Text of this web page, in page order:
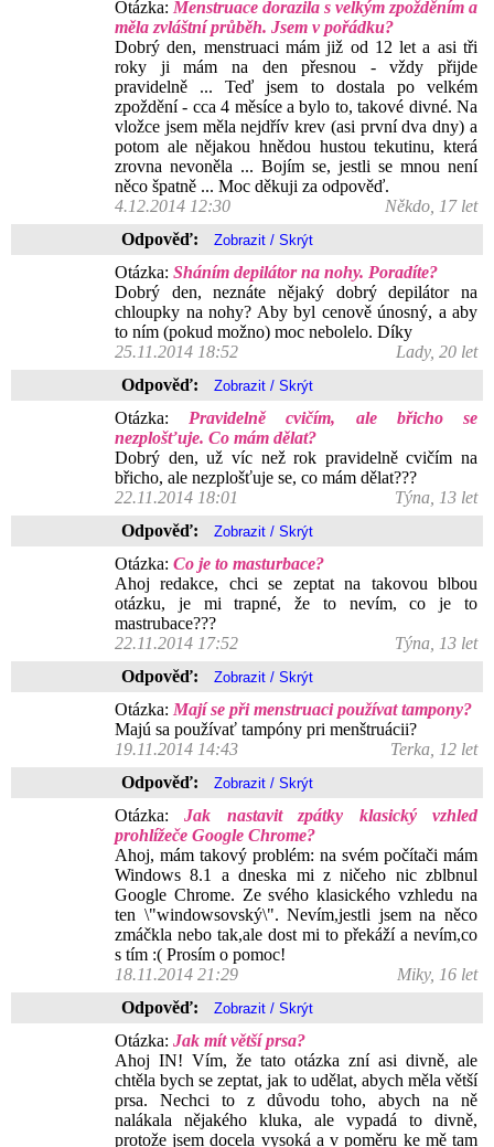
Otázka: Menstruace dorazila s velkým zpožděním a
měla zvláštní průběh. Jsem v pořádku?
Dobrý den, menstruaci mám již od 12 let a asi tři
roky ji mám na den přesnou - vždy přijde
pravidelně ... Teď jsem to dostala po velkém
zpoždění - cca 4 měsíce a bylo to, takové divné. Na
vložce jsem měla nejdřív krev (asi první dva dny) a
potom ale nějakou hnědou hustou tekutinu, která
zrovna nevoněla ... Bojím se, jestli se mnou není
něco špatně ... Moc děkuji za odpověď.
4.12.2014 12:30
Někdo, 17 let
Odpověď:
Otázka: Sháním depilátor na nohy. Poradíte?
Dobrý den, neznáte nějaký dobrý depilátor na
chloupky na nohy? Aby byl cenově únosný, a aby
to ním (pokud možno) moc nebolelo. Díky
25.11.2014 18:52
Lady, 20 let
Odpověď:
Otázka: Pravidelně cvičím, ale břicho se
nezplošťuje. Co mám dělat?
Dobrý den, už víc než rok pravidelně cvičím na
břicho, ale nezplošťuje se, co mám dělat???
22.11.2014 18:01
Týna, 13 let
Odpověď:
Otázka: Co je to masturbace?
Ahoj redakce, chci se zeptat na takovou blbou
otázku, je mi trapné, že to nevím, co je to
mastrubace???
22.11.2014 17:52
Týna, 13 let
Odpověď:
Otázka: Mají se při menstruaci používat tampony?
Majú sa používať tampóny pri menštruácii?
19.11.2014 14:43
Terka, 12 let
Odpověď:
Otázka:Jak nastavit zpátky klasický vzhled
prohlížeče Google Chrome?
Ahoj, mám takový problém: na svém počítači mám
Windows 8.1 a dneska mi z ničeho nic zblbnul
Google Chrome. Ze svého klasického vzhledu na
ten \"windowsovský\". Nevím,jestli jsem na něco
zmáčkla nebo tak,ale dost mi to překáží a nevím,co
s tím :( Prosím o pomoc!
18.11.2014 21:29
Miky, 16 let
Odpověď:
Otázka: Jak mít větší prsa?
Ahoj IN! Vím, že tato otázka zní asi divně, ale
chtěla bych se zeptat, jak to udělat, abych měla větší
prsa. Nechci to z důvodu toho, abych na ně
nalákala nějakého kluka, ale vypadá to divně,
protože jsem docela vysoká a v poměru ke mě tam